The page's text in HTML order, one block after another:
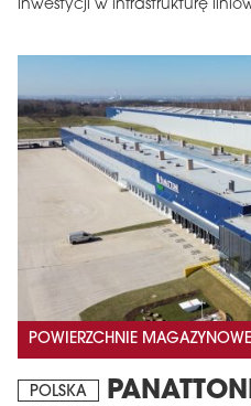
inwestycji w infrastrukturę
POWIERZCHNIE
POLSKA